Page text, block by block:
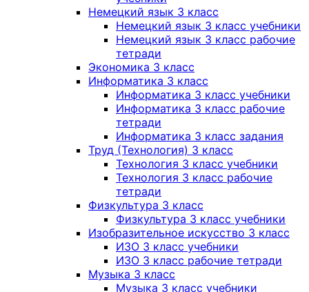
Немецкий язык 3 класс
Немецкий язык 3 класс учебники
Немецкий язык 3 класс рабочие
тетради
Экономика 3 класс
Информатика 3 класс
Информатика 3 класс учебники
Информатика 3 класс рабочие
тетради
Информатика 3 класс задания
Труд (Технология) 3 класс
Технология 3 класс учебники
Технология 3 класс рабочие
тетради
Физкультура 3 класс
Физкультура 3 класс учебники
Изобразительное искусство 3 класс
ИЗО 3 класс учебники
ИЗО 3 класс рабочие тетради
Музыка 3 класс
Музыка 3 класс учебники